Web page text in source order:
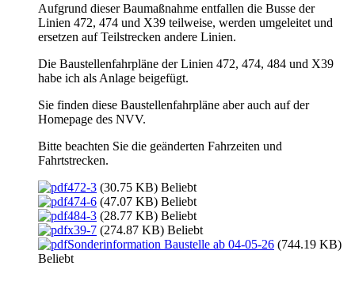
Aufgrund dieser Baumaßnahme entfallen die Busse der
Linien 472, 474 und X39 teilweise, werden umgeleitet und
ersetzen auf Teilstrecken andere Linien.
Die Baustellenfahrpläne der Linien 472, 474, 484 und X39
habe ich als Anlage beigefügt.
Sie finden diese Baustellenfahrpläne aber auch auf der
Homepage des NVV.
Bitte beachten Sie die geänderten Fahrzeiten und
Fahrtstrecken.
472-3 (30.75 KB) Beliebt
474-6 (47.07 KB) Beliebt
484-3 (28.77 KB) Beliebt
x39-7 (274.87 KB) Beliebt
Sonderinformation Baustelle ab 04-05-26 (744.19 KB)
Beliebt